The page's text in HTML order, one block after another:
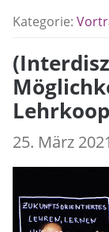
Kategorie:
25. März